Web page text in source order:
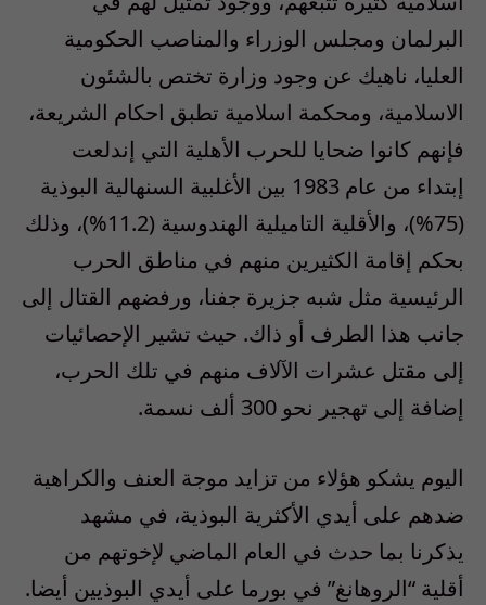
البرلمان ومجلس الوزراء والمناصب الحكومية
العليا، ناهيك عن وجود وزارة تختص بالشئون
الاسلامية، ومحكمة اسلامية تطبق احكام الشريعة،
فإنهم كانوا ضحايا للحرب الأهلية التي إندلعت
إبتداء من عام 1983 بين الأغلبية السنهالية البوذية
(75%)، والأقلية التاميلية الهندوسية (11.2%)، وذلك
بحكم إقامة الكثيرين منهم في مناطق الحرب
الرئيسية مثل شبه جزيرة جفنا، ورفضهم القتال إلى
جانب هذا الطرف أو ذاك. حيث تشير الإحصائيات
إلى مقتل عشرات الآلاف منهم في تلك الحرب،
إضافة إلى تهجير نحو 300 ألف نسمة.
اليوم يشكو هؤلاء من تزايد موجة العنف والكراهية
ضدهم على أيدي الأكثرية البوذية، في مشهد
يذكرنا بما حدث في العام الماضي لإخوتهم من
أقلية “الروهانغ” في بورما على أيدي البوذيين أيضا.